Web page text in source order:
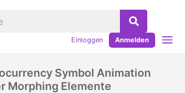
Einloggen Anmelden
Symbol Animation
Morphing Elemente